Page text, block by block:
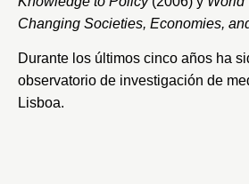
Changing Societies, Economies,
Durante los últimos cinco años ha
observatorio de investigación de
Lisboa.